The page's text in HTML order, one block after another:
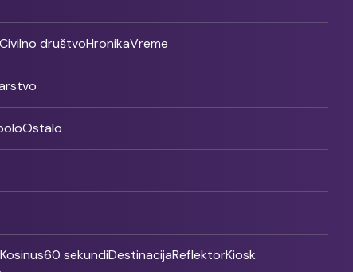
Civilno društvoHronikaVreme
Ostalo
Kosinus60 sekundiDestinacijaReflektorKiosk